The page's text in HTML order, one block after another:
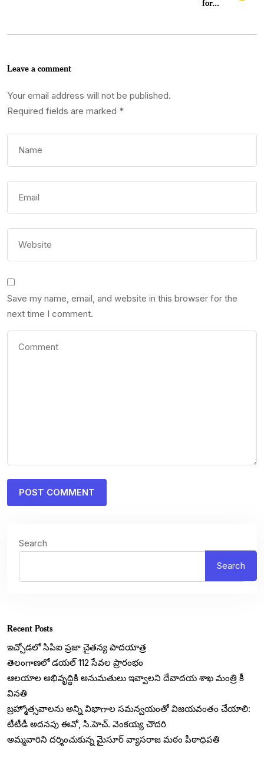
for...
Leave a comment
Your email address will not be published.
Required fields are marked *
Save my name, email, and website in this browser for the
next time I comment.
Search
Search
Recent Posts
ఇచ్చోడలో సిపిఐ ప్రజా చైతన్య పాదయాత్ర
తెలంగాణలో డయల్‌ 112 సేవల ప్రారంభం
ఆలయాల అభివృద్ధికి అనుమతులు ఇవ్వాలని దేవాదయ శాఖ మంత్రి కీ
వినతి
బ్రహ్మోత్సవాలను అన్ని విభాగాల సమన్వయంతో విజయవంతం చేయాలి:
టీటీడీ అదనపు ఈవో, సి.హెచ్. వెంకయ్య చౌదరి
అమ్మవారిని దర్శించుకున్న మైసూర్ వ్యాసరాజ మఠం పీఠాధిపతి